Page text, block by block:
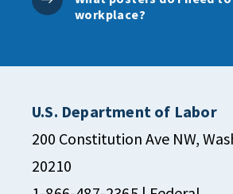
workplace?
U.S. Department of Labor
200 Constitution Ave NW,
20210